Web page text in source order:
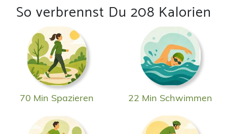
So verbrennst Du 208 Kalorien
70 Min Spazieren 22 Min Schwimmen